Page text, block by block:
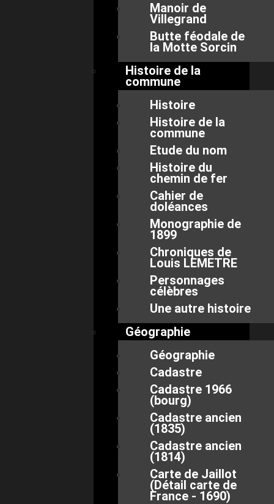
Manoir de
Villegrand
Butte féodale de
la Motte Sorcin
Histoire de la
commune
Histoire
Histoire de la
commune
Etude du nom
Histoire du
chemin de fer
Cahier de
doléances
Monographie de
1899
Chroniques de
Louis LEMETRE
Personnages
célèbres
Une autre histoire
Géographie
Géographie
Cadastre
Cadastre 1966
(bourg)
Cadastre ancien
(1835)
Cadastre ancien
(1814)
Carte de Jaillot
(Détail carte de
France - 1690)